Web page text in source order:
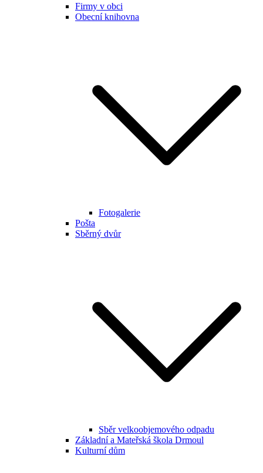
Firmy v obci
Obecní knihovna
Fotogalerie
Pošta
Sběrný dvůr
Sběr velkoobjemového odpadu
Základní a Mateřská škola Drmoul
Kulturní dům